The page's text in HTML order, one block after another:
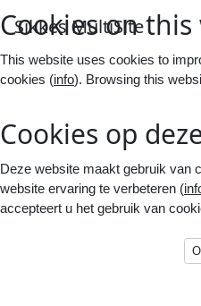
Cookies on
This website uses cookies to
cookies (info). Browsing this
Cookies op
Deze website maakt gebruik van
website ervaring te verbeteren (
accepteert u het gebruik van
SikkesMultiSite